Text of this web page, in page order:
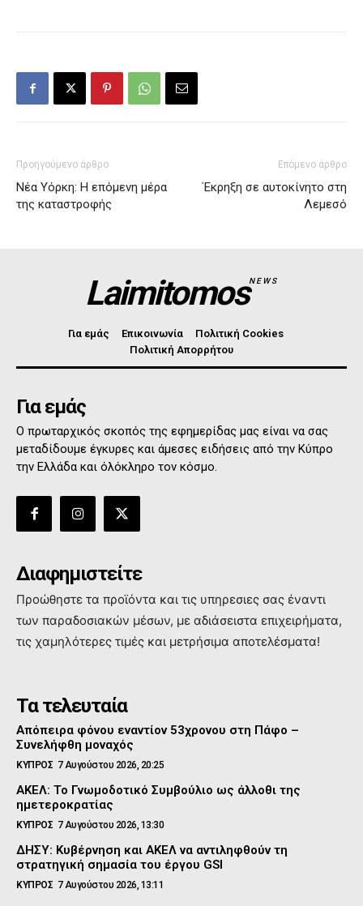
Προηγούμενο άρθρο
Νέα Υόρκη: Η επόμενη μέρα
της καταστροφής
Επόμενο άρθρο
΄Εκρηξη σε αυτοκίνητο στη
Λεμεσό
LaimitomosNEWS
Για εμάς Επικοινωνία
Πολιτική Cookies
Πολιτική Απορρήτου
Για εμάς
Ο πρωταρχικός σκοπός της εφημερίδας μας είναι να σας
μεταδίδουμε έγκυρες και άμεσες ειδήσεις από την Κύπρο
την Ελλάδα και όλόκληρο τον κόσμο.
Διαφημιστείτε
Προώθηστε τα προϊόντα και τις υπηρεσιες σας έναντι
των παραδοσιακών μέσων, με αδιάσειστα επιχειρήματα,
τις χαμηλότερες τιμές και μετρήσιμα αποτελέσματα!
Τα τελευταία
Απόπειρα φόνου εναντίον 53χρονου στη Πάφο –
Συνελήφθη μοναχός
ΚΥΠΡΟΣ 7 Αυγούστου 2026, 20:25
ΑΚΕΛ: Το Γνωμοδοτικό Συμβούλιο ως άλλοθι της
ημετεροκρατίας
ΚΥΠΡΟΣ 7 Αυγούστου 2026, 13:30
ΔΗΣΥ: Κυβέρνηση και ΑΚΕΛ να αντιληφθούν τη
στρατηγική σημασία του έργου GSI
ΚΥΠΡΟΣ 7 Αυγούστου 2026, 13:11